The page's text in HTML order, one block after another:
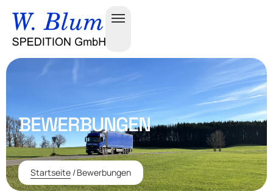
BEWERBUNGEN
Startseite /Bewerbungen